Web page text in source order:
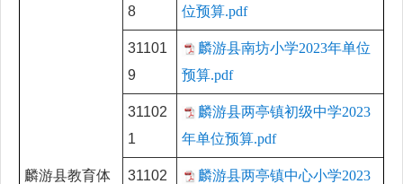
麟游县教育体
8
位预算.pdf
31101
9
麟游县南坊小学2023年单位
预算.pdf
31102
1
麟游县两亭镇初级中学2023
年单位预算.pdf
31102 麟游县两亭镇中心小学2023